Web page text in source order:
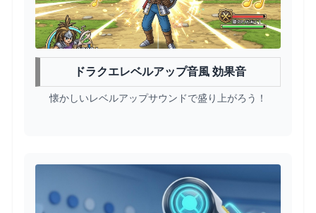
ドラクエレベルアップ音風 効果音
懐かしいレベルアップサウンドで盛り上がろう！